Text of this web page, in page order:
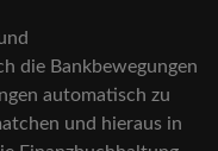
die Bankbewegungen
automatisch zu
und hieraus in